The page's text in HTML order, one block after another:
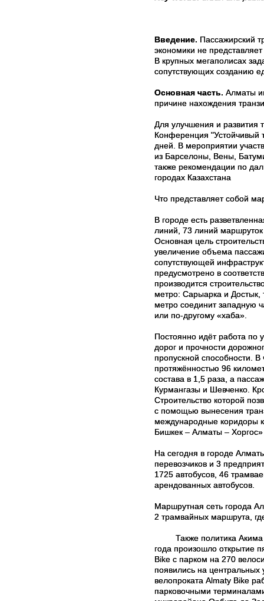
Введение. Пассажирский
экономики не
В крупных мегаполисах
сопутствующих созданию
Основная часть. Алматы
причине нахождения
Для улучшения и
Конференция "Устойчивый
дней. В мероприятии
из Барселоны, Вены,
также рекомендации по
городах Казахстана
Что представляет собой
В городе есть
линий, 73 линий
Основная цель
увеличение объема
сопутствующей
предусмотрено в
производится
метро: Сарыарка и Достык,
метро соединит западную
или по-другому «хаба».
Постоянно идёт работа по
дорог и прочности
пропускной способности.
протяжённостью 96
состава в 1,5 раза, а
Курмангазы и Шевченко.
Строительство которой
с помощью вынесения
международные коридоры
Бишкек – Алматы –
На сегодня в городе
перевозчиков и 3
1725 автобусов, 46
арендованных автобусов.
Маршрутная сеть города
2 трамвайных маршрута,
Также политика
года произошло открытие
Bike с парком на 270
появились на
велопроката Almaty Bike
парковочными